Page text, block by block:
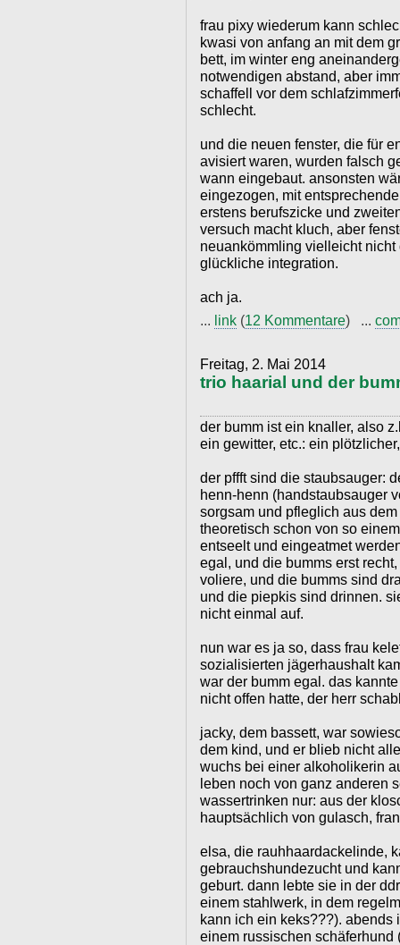
frau pixy wiederum kann
kwasi von anfang an mit dem
bett, im winter eng
notwendigen abstand, aber
schaffell vor dem
schlecht.
und die neuen fenster, die für
avisiert waren, wurden falsch
wann eingebaut. ansonsten
eingezogen, mit
erstens berufszicke und
versuch macht kluch, aber
neuankömmling vielleicht
glückliche integration.
ach ja.
... link (12 Kommentare) ...
Freitag, 2. Mai 2014
trio haarial und der
der bumm ist ein knaller, also
ein gewitter, etc.: ein
der pffft sind die staubsauger:
henn-henn (handstaubsauger
sorgsam und pfleglich aus
theoretisch schon von so
entseelt und eingeatmet
egal, und die bumms erst
voliere, und die bumms sind
und die piepkis sind drinnen.
nicht einmal auf.
nun war es ja so, dass frau
sozialisierten jägerhaushalt
war der bumm egal. das
nicht offen hatte, der herr
jacky, dem bassett, war
dem kind, und er blieb nicht
wuchs bei einer alkoholikerin
leben noch von ganz anderen
wassertrinken nur: aus der
hauptsächlich von gulasch,
elsa, die rauhhaardackelinde,
gebrauchshundezucht und
geburt. dann lebte sie in der
einem stahlwerk, in dem
kann ich ein keks???). abends
einem russischen